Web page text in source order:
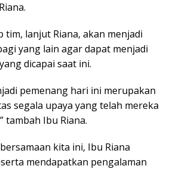
tim, lanjut Riana, akan menjadi
yang lain agar dapat menjadi
dicapai saat ini.
pemenang hari ini merupakan
segala upaya yang telah mereka
tambah Ibu Riana.
kita ini, Ibu Riana
mendapatkan pengalaman